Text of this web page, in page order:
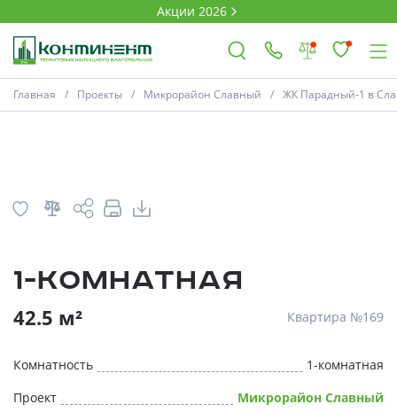
Акции 2026
Акции
Новости
Выбор недвижимости
Главная Проекты Микрорайон Славный ЖК Парадный-1 в
1-комнатная
42.5 м² Квартира №169
Комнатность
1-комнатная
Проект
Микрорайон Славный
План Комнатность
* Скидки предоставляются в